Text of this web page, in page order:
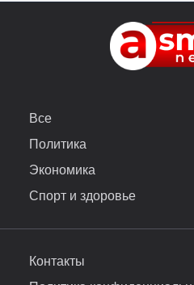
Все
Политика
Экономика
Спорт и здоровье
Контакты